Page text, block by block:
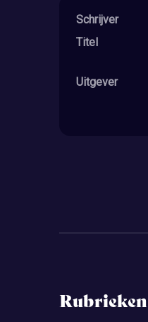
Schrijver
Titel
Uitgever
Rubrieken